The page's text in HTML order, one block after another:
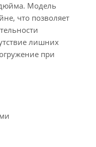
Модель
что позволяет
лишних
при